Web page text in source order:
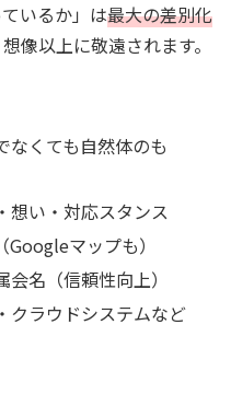
いるか」は最大の差別化
像以上に敬遠されます。
なくても自然体のも
想い・対応スタンス
マップも）
名（信頼性向上）
クラウドシステムなど